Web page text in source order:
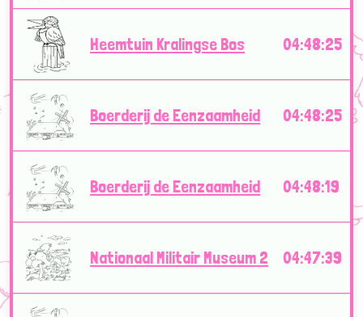
Heemtuin Kralingse Bos 04:48:25
Boerderij de Eenzaamheid 04:48:25
Boerderij de Eenzaamheid 04:48:19
Nationaal Militair Museum 2 04:47:39